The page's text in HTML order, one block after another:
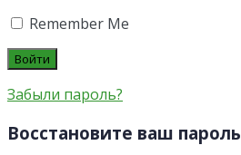
Remember Me
Забыли пароль?
Восстановите ваш пароль